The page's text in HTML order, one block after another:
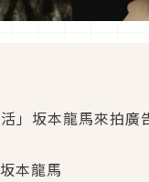
」坂本龍馬來拍廣
本龍馬